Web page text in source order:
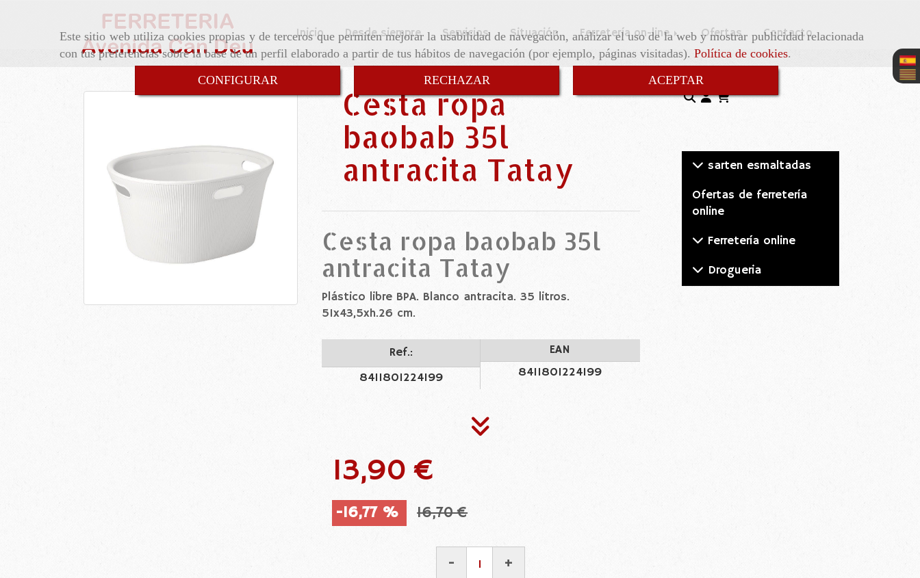
Este sitio web utiliza cookies propias y de terceros que permiten mejorar la usabilidad de navegación, analizar el uso de la web y mostrar publicidad relacionada
con tus preferencias sobre la base de un perfil elaborado a partir de tus hábitos de navegación (por ejemplo, páginas visitadas). Política de cookies.
CONFIGURAR
RECHAZAR ACEPTAR
Inicio Desde siempre Servicios Situación Ferretería on-line Ofertas Contacto
Cesta ropa
baobab 35l
antracita Tatay
Cesta ropa baobab 35l
antracita Tatay
Plástico libre BPA. Blanco antracita. 35 litros.
51x43,5xh.26 cm.
Ref.:
8411801224199
EAN
8411801224199
13,90 €
-16,77 % 16,70 €
- +
sarten esmaltadas
Ofertas de ferretería
online
Ferretería online
Drogueria